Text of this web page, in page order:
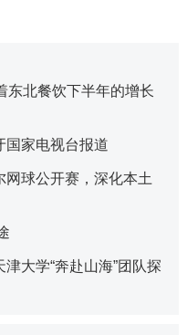
东北餐饮下半年的增长
国家电视台报道
球公开赛，深化本土
大学“奔赴山海”团队探